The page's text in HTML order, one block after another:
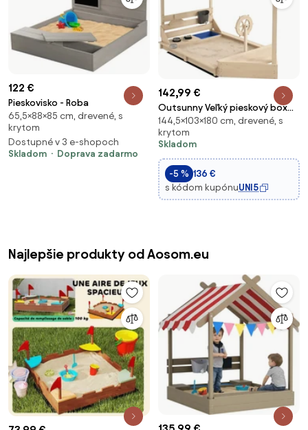
122 €
Pieskovisko - Roba
65,5×88×85 cm, drevené, s
krytom
Dostupné v 3 e-shopoch
Skladom
Doprava zadarmo
142,99 €
Outsunny Veľký pieskový box
so strieškou v dizajne lode,
pieskovisko z dreva so
zábavným herným domčekom a
kuchynskou súpravou, úložný
priestor pre de
144,5×103×180 cm, drevené, s
krytom
Skladom
-5 % 136 €
s kódom kupónuUNI5
Najlepšie produkty od Aosom.eu